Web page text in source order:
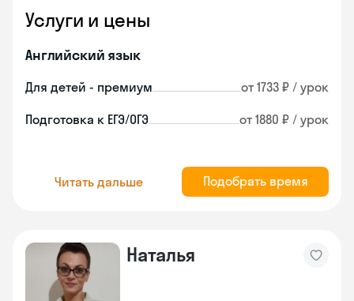
Услуги и цены
Английский язык
Для детей - премиум от 1733 ₽ / урок
Подготовка к ЕГЭ/ОГЭ от 1880 ₽ / урок
Читать дальше Подобрать время
Наталья